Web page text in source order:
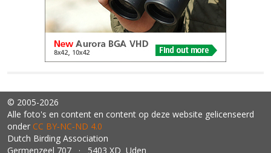
© 2005-2026
Alle foto's en content en content op deze website gelicenseerd
onder CC BY‑NC‑ND 4.0
Dutch Birding Association
Germenzeel 707 · 5403 XD Uden